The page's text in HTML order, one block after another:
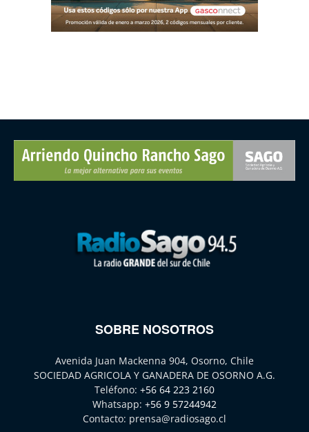
SOBRE NOSOTROS
Avenida Juan Mackenna 904, Osorno, Chile
SOCIEDAD AGRICOLA Y GANADERA DE OSORNO A.G.
Teléfono: +56 64 223 2160
Whatsapp: +56 9 57244942
Contacto: prensa@radiosago.cl